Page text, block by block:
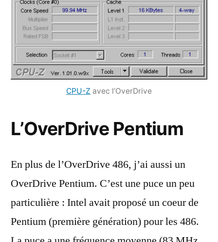
CPU-Z avec l’OverDrive
L’OverDrive Pentium
En plus de l’OverDrive 486, j’ai aussi un
OverDrive Pentium. C’est une puce un peu
particulière : Intel avait proposé un coeur de
Pentium (première génération) pour les 486.